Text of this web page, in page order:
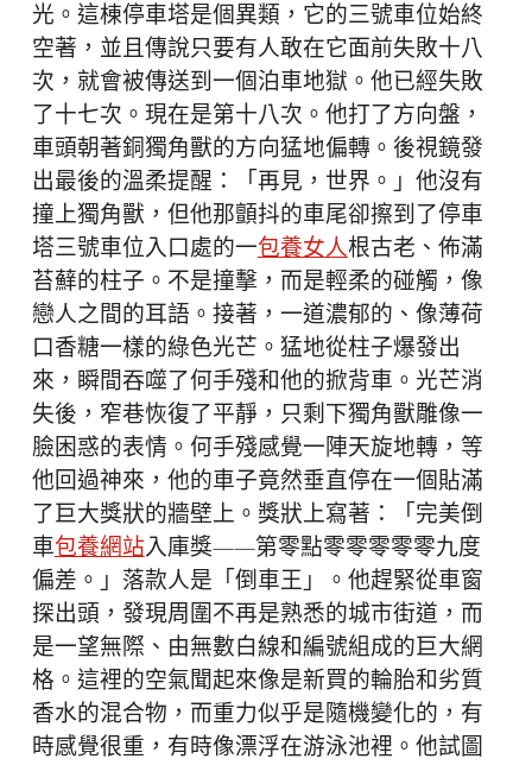
光。這棟停車塔是個異類，它的三號車位始終
空著，並且傳說只要有人敢在它面前失敗十八
次，就會被傳送到一個泊車地獄。他已經失敗
了十七次。現在是第十八次。他打了方向盤，
車頭朝著銅獨角獸的方向猛地偏轉。後視鏡發
出最後的溫柔提醒：「再見，世界。」他沒有
撞上獨角獸，但他那顫抖的車尾卻擦到了停車
塔三號車位入口處的一包養女人根古老、佈滿
苔蘚的柱子。不是撞擊，而是輕柔的碰觸，像
戀人之間的耳語。接著，一道濃郁的、像薄荷
口香糖一樣的綠色光芒。猛地從柱子爆發出
來，瞬間吞噬了何手殘和他的掀背車。光芒消
失後，窄巷恢復了平靜，只剩下獨角獸雕像一
臉困惑的表情。何手殘感覺一陣天旋地轉，等
他回過神來，他的車子竟然垂直停在一個貼滿
了巨大獎狀的牆壁上。獎狀上寫著：「完美倒
車包養網站入庫獎——第零點零零零零零九度
偏差。」落款人是「倒車王」。他趕緊從車窗
探出頭，發現周圍不再是熟悉的城市街道，而
是一望無際、由無數白線和編號組成的巨大網
格。這裡的空氣聞起來像是新買的輪胎和劣質
香水的混合物，而重力似乎是隨機變化的，有
時感覺很重，有時像漂浮在游泳池裡。他試圖